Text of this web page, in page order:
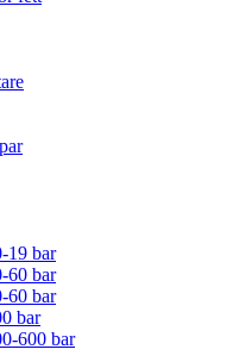
19 bar
60 bar
60 bar
bar
600 bar